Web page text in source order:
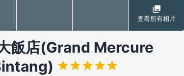
查看所有相片
飯店(Grand Mercure